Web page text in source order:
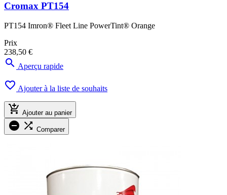
Cromax PT154
PT154 Imron® Fleet Line PowerTint® Orange
Prix
238,50 €
 Aperçu rapide
 Ajouter à la liste de souhaits
 Ajouter au panier
  Comparer